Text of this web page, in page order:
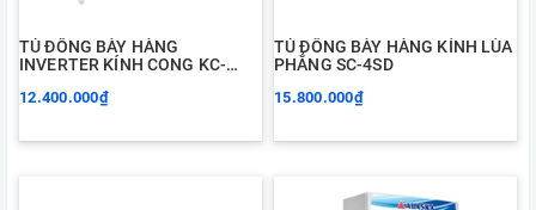
TỦ ĐÔNG BÀY HÀNG
INVERTER KÍNH CONG KC-
12.400.000₫
TỦ ĐÔNG BÀY HÀNG KÍNH LÙA
PHẲNG SC-4SD
15.800.000₫